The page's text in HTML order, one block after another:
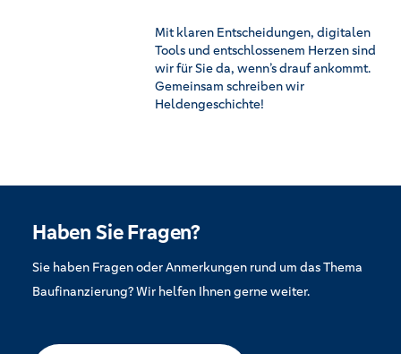
Mit klaren Entscheidungen, digitalen
Tools und entschlossenem Herzen sind
wir für Sie da, wenn’s drauf ankommt.
Gemeinsam schreiben wir
Heldengeschichte!
Haben Sie Fragen?
Sie haben Fragen oder Anmerkungen rund um das Thema
Baufinanzierung? Wir helfen Ihnen gerne weiter.